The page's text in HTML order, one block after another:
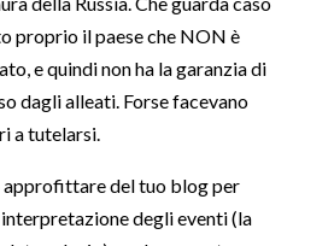
proprio il paese che NON è
e quindi non ha la garanzia di
dagli alleati. Forse facevano
a tutelarsi.
del tuo blog per
degli eventi (la